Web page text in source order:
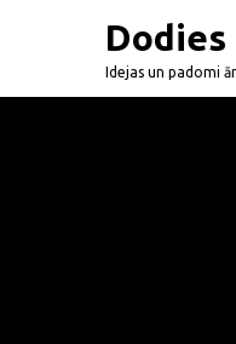
Dodies
Idejas un padomi